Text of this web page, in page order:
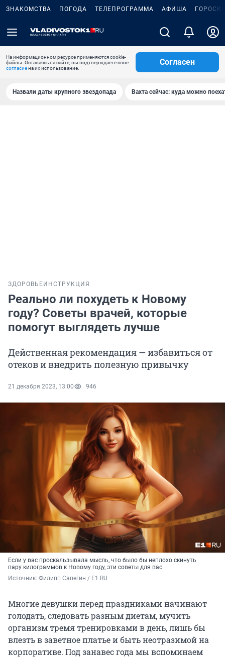
ЗНАКОМСТВА ПОГОДА ТЕЛЕПРОГРАММА АФИША
На информационном ресурсе применяются cookie-
файлы. Оставаясь на сайте, вы подтверждаете свое
согласиена их использование.
Согласен
Назвали даты крупного звездопада Вахта сейчас: куда можно
ЗДОРОВЬЕ ИНСТРУКЦИЯ
Реально ли похудеть к Новому
году? Советы врачей, которые
помогут выглядеть лучше
Действенная рекомендация — избавиться от
отеков и внедрить полезную привычку
21 декабря 2023, 13:00 946
Если у вас проскальзывала мысль, что было бы неплохо скинуть
пару килограммов к Новому году, эти советы для вас
Источник: Филипп Сапегин / E1.RU
Многие девушки перед праздниками начинают
голодать, следовать разным диетам, мучить
организм тремя тренировками в день, лишь бы
влезть в заветное платье и быть неотразимой на
корпоративе. Под занавес года мы вспоминаем